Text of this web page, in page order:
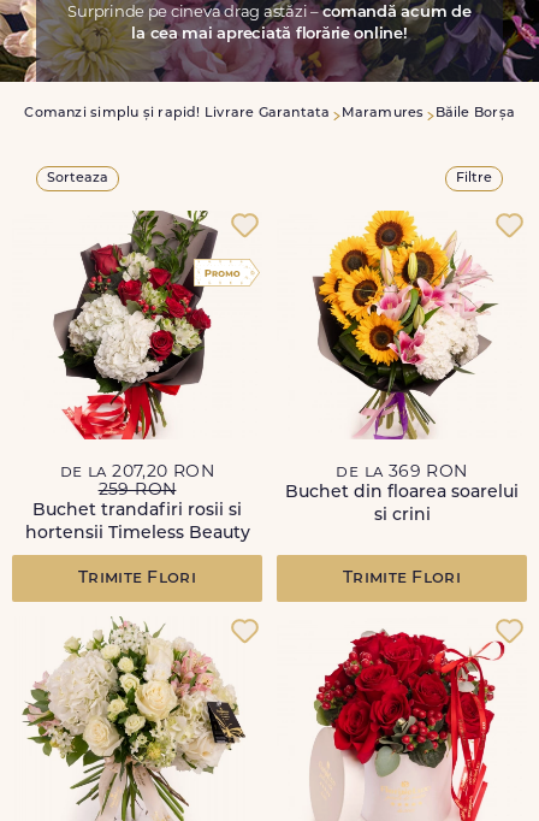
Surprinde pe cineva drag astăzi –comandă acum de
la cea mai apreciată florărie online!
Comanzi simplu și rapid! Livrare Garantata Maramures Băile Borșa
Sorteaza Filtre
de la 207,20 RON
259 RON
Buchet trandafiri rosii si
hortensii Timeless Beauty
Trimite Flori
de la 369 RON
Buchet din floarea soarelui
si crini
Trimite Flori